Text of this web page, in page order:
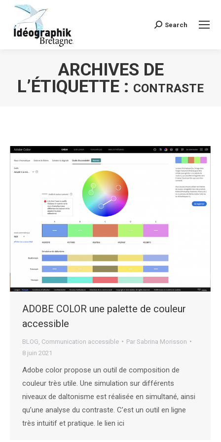
Recherche
Search
ARCHIVES DE
L’ÉTIQUETTE : CONTRASTE
ADOBE COLOR une palette de couleur
accessible
BLOG Communication accessible Par Sabrina Morisson
8 juin 2021
Adobe color propose un outil de composition de
couleur très utile. Une simulation sur différents
niveaux de daltonisme est réalisée en simultané, ainsi
qu’une analyse du contraste. C’est un outil en ligne
très intuitif et pratique. le lien ici